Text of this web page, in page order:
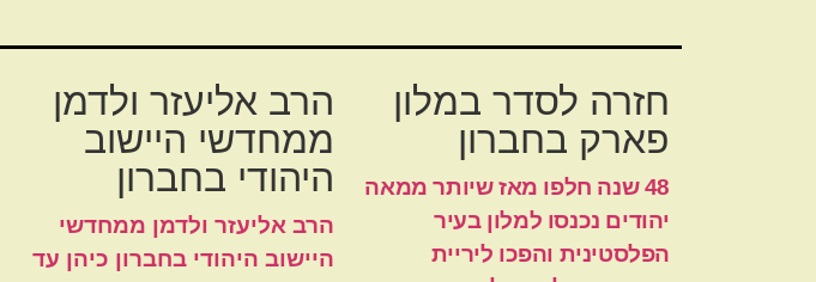
חזרה לסדר במלון
פארק בחברון
48 שנה חלפו מאז שיותר ממאה
יהודים נכנסו למלון בעיר
הפלסטינית והפכו ליריית
הרב אליעזר ולדמן
ממחדשי היישוב
היהודי בחברון
הרב אליעזר ולדמן ממחדשי
היישוב היהודי בחברון כיהן עד